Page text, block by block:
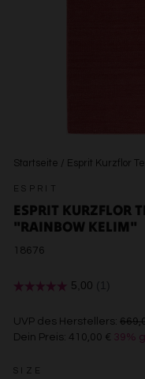
Startseite / Esprit Kurzflor
ESPRIT
ESPRIT KURZFLOR
"RAINBOW KELIM"
18676
UVP des Herstellers:
Dein Preis: 410,00 € 39%
SIZE